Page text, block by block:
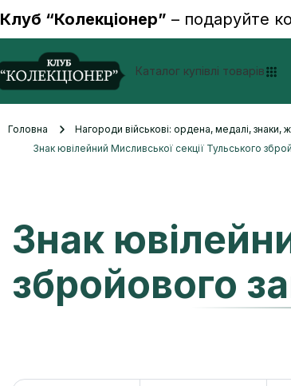
Клуб “Колекціонер” – подаруйте
Каталог купівлі товарів
Головна Нагороди військові: ордена, медалі, знаки,
Знак ювілейний Мисливської секції Тульського
Знак
збройового